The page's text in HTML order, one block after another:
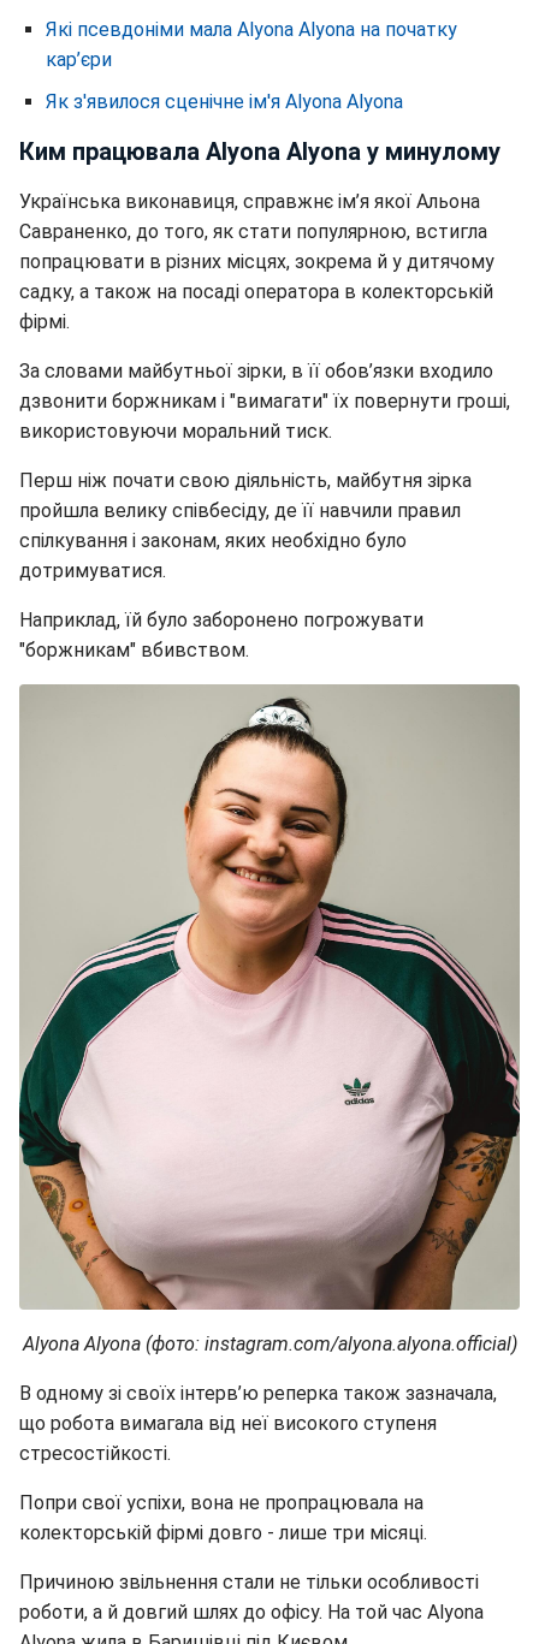
Які псевдоніми мала Alyona Alyona на початку
кар’єри
Як з'явилося сценічне ім'я Alyona Alyona
Ким працювала Alyona Alyona у минулому
Українська виконавиця, справжнє ім’я якої Альона
Савраненко, до того, як стати популярною, встигла
попрацювати в різних місцях, зокрема й у дитячому
садку, а також на посаді оператора в колекторській
фірмі.
За словами майбутньої зірки, в її обов’язки входило
дзвонити боржникам і "вимагати" їх повернути гроші,
використовуючи моральний тиск.
Перш ніж почати свою діяльність, майбутня зірка
пройшла велику співбесіду, де її навчили правил
спілкування і законам, яких необхідно було
дотримуватися.
Наприклад, їй було заборонено погрожувати
"боржникам" вбивством.
Alyona Alyona (фото: instagram.com/alyona.alyona.official)
В одному зі своїх інтерв’ю реперка також зазначала,
що робота вимагала від неї високого ступеня
стресостійкості.
Попри свої успіхи, вона не пропрацювала на
колекторській фірмі довго - лише три місяці.
Причиною звільнення стали не тільки особливості
роботи, а й довгий шлях до офісу. На той час Alyona